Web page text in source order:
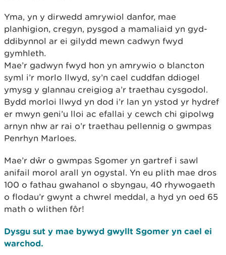
Yma, yn y dirwedd amrywiol danfor, mae
planhigion, cregyn, pysgod a mamaliaid yn gyd-
ddibynnol ar ei gilydd mewn cadwyn fwyd
gymhleth.
Mae’r gadwyn fwyd hon yn amrywio o blancton
syml i’r morlo llwyd, sy’n cael cuddfan ddiogel
ymysg y glannau creigiog a’r traethau cysgodol.
Bydd morloi llwyd yn dod i’r lan yn ystod yr hydref
er mwyn geni’u lloi ac efallai y cewch chi gipolwg
arnyn nhw ar rai o’r traethau pellennig o gwmpas
Penrhyn Marloes.
Mae’r dŵr o gwmpas Sgomer yn gartref i sawl
anifail morol arall yn ogystal. Yn eu plith mae dros
100 o fathau gwahanol o sbyngau, 40 rhywogaeth
o flodau’r gwynt a chwrel meddal, a hyd yn oed 65
math o wlithen fôr!
Dysgu sut y mae bywyd gwyllt Sgomer yn cael ei
warchod.